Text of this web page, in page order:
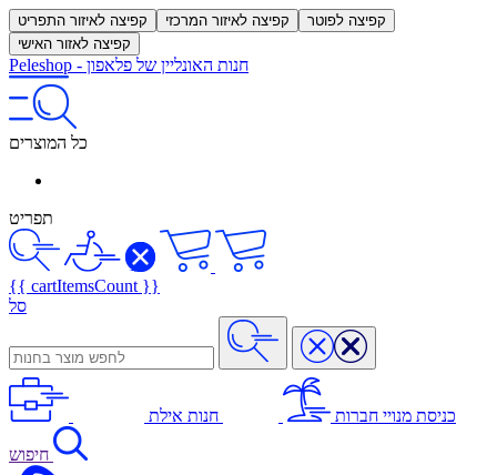
קפיצה לאיזור התפריט קפיצה לאיזור המרכזי
קפיצה לפוטר
קפיצה לאזור האישי
Peleshop - חנות האונליין של פלאפון
כל המוצרים
תפריט
{{ cartItemsCount }}
סל
כניסת מנויי חברות חנות אילת
חיפוש